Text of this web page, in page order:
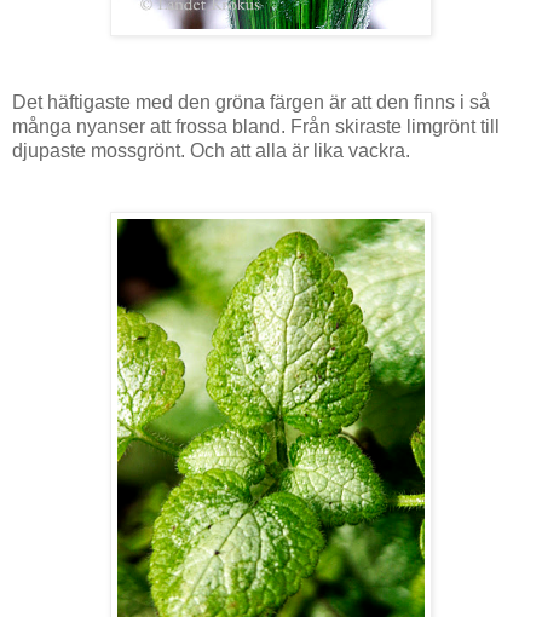
Det häftigaste med den gröna färgen är att den finns i så
många nyanser att frossa bland. Från skiraste limgrönt till
djupaste mossgrönt. Och att alla är lika vackra.